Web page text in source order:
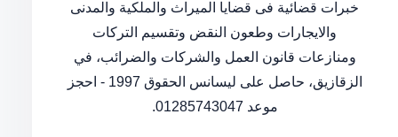
خبرات قضائية فى قضايا الميراث والملكية والمدنى
والايجارات وطعون النقض وتقسيم التركات
ومنازعات قانون العمل والشركات والضرائب، في
الزقازيق، حاصل على ليسانس الحقوق 1997 - احجز
موعد 01285743047.